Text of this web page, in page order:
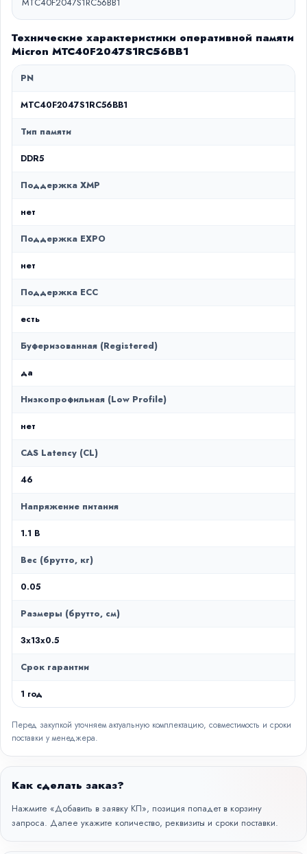
Технические характеристики оперативной памяти
Micron MTC40F2047S1RC56BB1
PN
MTC40F2047S1RC56BB1
Тип памяти
DDR5
Поддержка XMP
нет
Поддержка EXPO
нет
Поддержка ECC
есть
Буферизованная (Registered)
да
Низкопрофильная (Low Profile)
нет
CAS Latency (CL)
46
Напряжение питания
1.1 В
Вес (брутто, кг)
0.05
Размеры (брутто, см)
3x13x0.5
Срок гарантии
1 год
Перед закупкой уточняем актуальную комплектацию, совместимость и сроки
поставки у менеджера.
Как сделать заказ?
Нажмите «Добавить в заявку КП», позиция попадет в корзину
запроса. Далее укажите количество, реквизиты и сроки поставки.